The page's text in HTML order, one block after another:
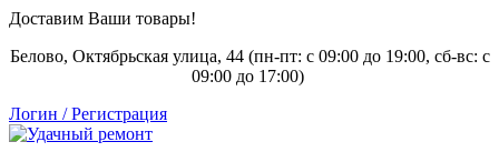
Доставим Ваши товары!
Белово, Октябрьская улица, 44 (пн-пт: с 09:00 до 19:00, сб-вс: с
09:00 до 17:00)
Логин / Регистрация